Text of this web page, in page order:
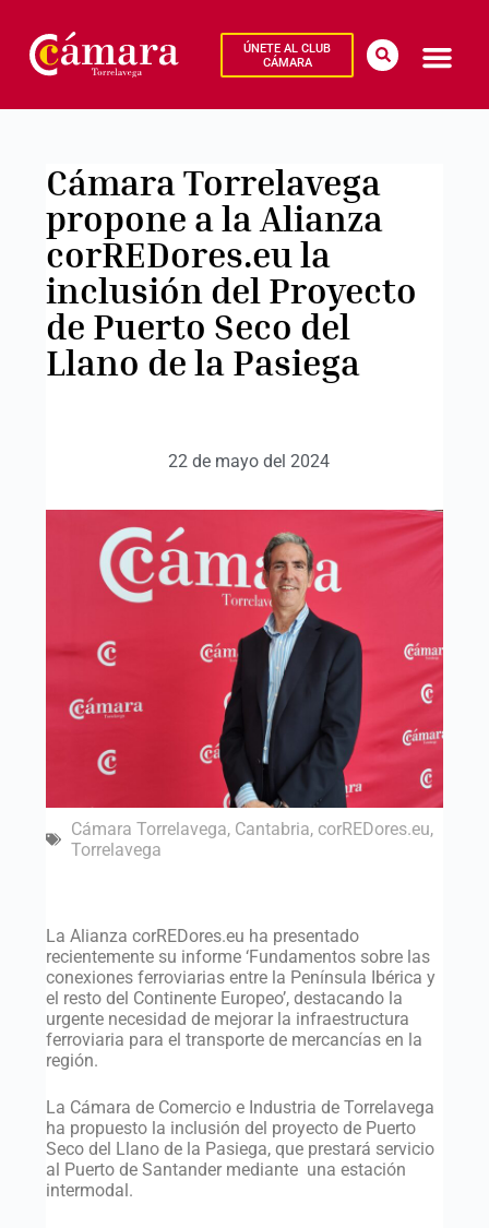
ÚNETE AL CLUB
CÁMARA
Cámara Torrelavega
propone a la Alianza
corREDores.eu la
inclusión del Proyecto
de Puerto Seco del
Llano de la Pasiega
22 de mayo del 2024
Cámara Torrelavega, Cantabria, corREDores.eu,
Torrelavega
La Alianza corREDores.eu ha presentado
recientemente su informe ‘Fundamentos sobre las
conexiones ferroviarias entre la Península Ibérica y
el resto del Continente Europeo’, destacando la
urgente necesidad de mejorar la infraestructura
ferroviaria para el transporte de mercancías en la
región.
La Cámara de Comercio e Industria de Torrelavega
ha propuesto la inclusión del proyecto de Puerto
Seco del Llano de la Pasiega, que prestará servicio
al Puerto de Santander mediante una estación
intermodal.